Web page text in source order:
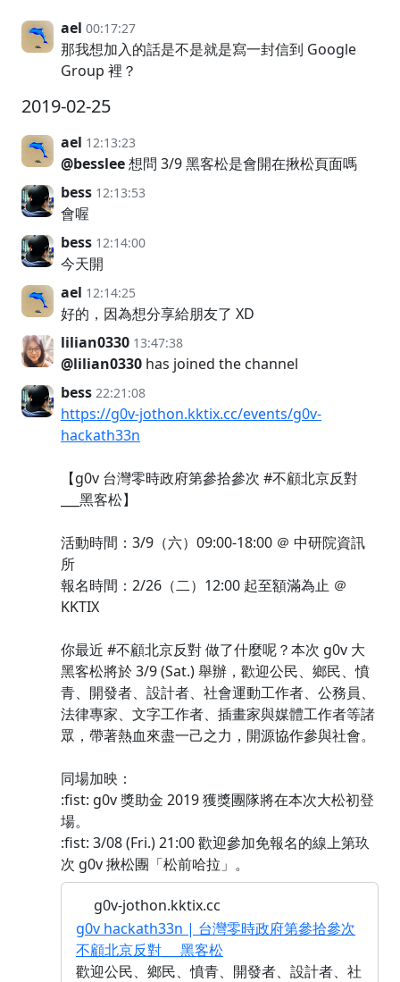
ael 00:17:27
那我想加入的話是不是就是寫一封信到 Google
Group 裡？
2019-02-25
ael 12:13:23
@besslee想問 3/9 黑客松是會開在揪松頁面嗎
bess 12:13:53
會喔
bess 12:14:00
今天開
ael 12:14:25
好的，因為想分享給朋友了 XD
lilian0330 13:47:38
@lilian0330 has joined the channel
bess 22:21:08
https://g0v-jothon.kktix.cc/events/g0v-
hackath33n
【g0v 台灣零時政府第參拾參次 #不顧北京反對
___黑客松】
活動時間：3/9（六）09:00-18:00 ＠ 中研院資訊
所
報名時間：2/26（二）12:00 起至額滿為止 ＠
KKTIX
你最近 #不顧北京反對 做了什麼呢？本次 g0v 大
黑客松將於 3/9 (Sat.) 舉辦，歡迎公民、鄉民、憤
青、開發者、設計者、社會運動工作者、公務員、
法律專家、文字工作者、插畫家與媒體工作者等諸
眾，帶著熱血來盡一己之力，開源協作參與社會。
同場加映：
:fist: g0v 獎助金 2019 獲獎團隊將在本次大松初登
場。
:fist: 3/08 (Fri.) 21:00 歡迎參加免報名的線上第玖
次 g0v 揪松團「松前哈拉」。
g0v-jothon.kktix.cc
g0v hackath33n | 台灣零時政府第參拾參次
不顧北京反對___黑客松
歡迎公民、鄉民、憤青、開發者、設計者、社